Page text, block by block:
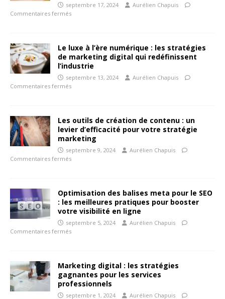
septembre 17, 2024
Aurélien Chapuis
Commentaires fermés
Le luxe à l’ère numérique : les stratégies
de marketing digital qui redéfinissent
l’industrie
septembre 13, 2024
Aurélien Chapuis
Commentaires fermés
Les outils de création de contenu : un
levier d’efficacité pour votre stratégie
marketing
septembre 9, 2024
Aurélien Chapuis
Commentaires fermés
Optimisation des balises meta pour le SEO
: les meilleures pratiques pour booster
votre visibilité en ligne
septembre 5, 2024
Aurélien Chapuis
Commentaires fermés
Marketing digital : les stratégies
gagnantes pour les services
professionnels
septembre 1, 2024 Aurélien Chapuis